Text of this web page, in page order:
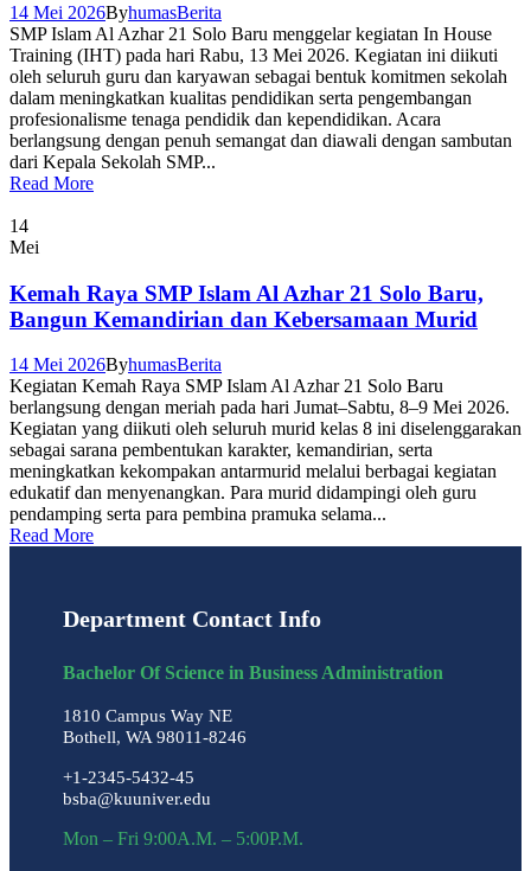
14 Mei 2026ByhumasBerita
SMP Islam Al Azhar 21 Solo Baru menggelar kegiatan In House
Training (IHT) pada hari Rabu, 13 Mei 2026. Kegiatan ini diikuti
oleh seluruh guru dan karyawan sebagai bentuk komitmen sekolah
dalam meningkatkan kualitas pendidikan serta pengembangan
profesionalisme tenaga pendidik dan kependidikan. Acara
berlangsung dengan penuh semangat dan diawali dengan sambutan
dari Kepala Sekolah SMP...
Read More
14
Mei
Kemah Raya SMP Islam Al Azhar 21 Solo Baru,
Bangun Kemandirian dan Kebersamaan Murid
14 Mei 2026ByhumasBerita
Kegiatan Kemah Raya SMP Islam Al Azhar 21 Solo Baru
berlangsung dengan meriah pada hari Jumat–Sabtu, 8–9 Mei 2026.
Kegiatan yang diikuti oleh seluruh murid kelas 8 ini diselenggarakan
sebagai sarana pembentukan karakter, kemandirian, serta
meningkatkan kekompakan antarmurid melalui berbagai kegiatan
edukatif dan menyenangkan. Para murid didampingi oleh guru
pendamping serta para pembina pramuka selama...
Read More
Department Contact Info
Bachelor Of Science in Business Administration
1810 Campus Way NE
Bothell, WA 98011-8246
+1-2345-5432-45
bsba@kuuniver.edu
Mon – Fri 9:00A.M. – 5:00P.M.